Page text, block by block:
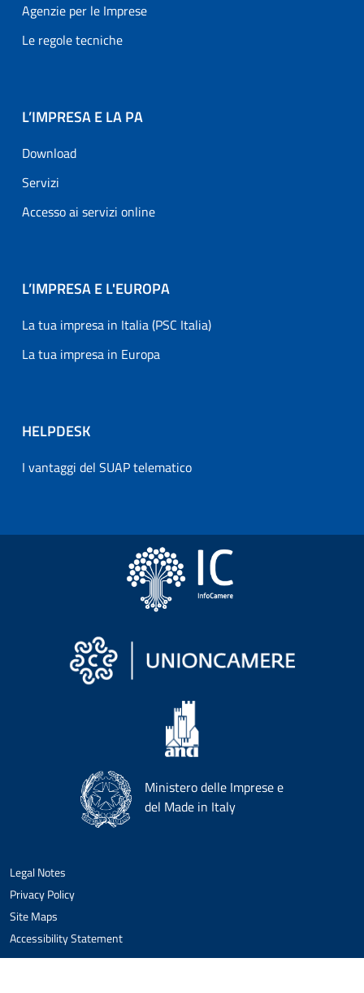
Agenzie per le Imprese
Le regole tecniche
L’IMPRESA E LA PA
Download
Servizi
Accesso ai servizi online
L’IMPRESA E L'EUROPA
La tua impresa in Italia (PSC Italia)
La tua impresa in Europa
HELPDESK
I vantaggi del SUAP telematico
Ministero delle Imprese e
del Made in Italy
Legal Notes
Privacy Policy
Site Maps
Accessibility Statement